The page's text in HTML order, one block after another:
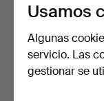
Usamos
Algunas
servicio. Las
gestionar se